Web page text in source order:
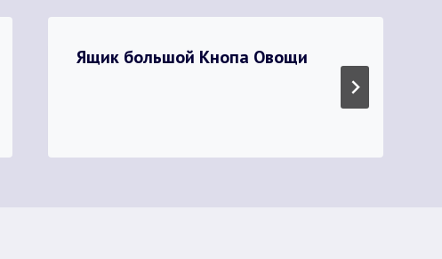
Ящик большой Кнопа Овощи